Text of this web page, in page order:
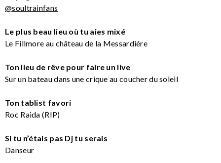
@soultrainfans
Le plus beau lieu où tu aies mixé
Le Fillmore au château de la Messardiére
Ton lieu de rêve pour faire un live
Sur un bateau dans une crique au coucher du soleil
Ton tablist favori
Roc Raida (RIP)
Si tu n’étais pas Dj tu serais
Danseur